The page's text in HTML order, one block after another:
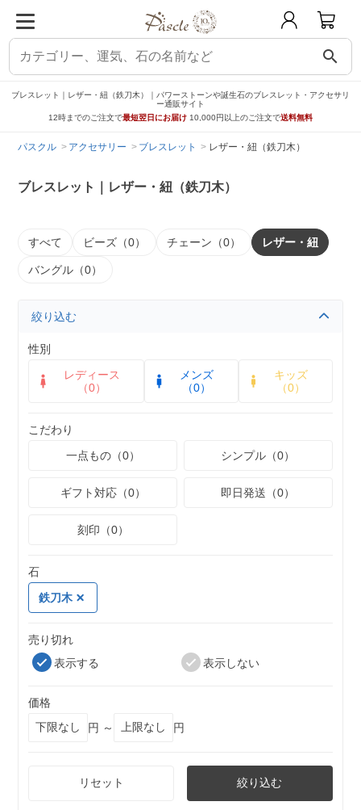
search
ブレスレット｜レザー・紐（鉄刀木）｜パワーストーンや誕生石のブレスレット・アクセサリ
ー通販サイト
12時までのご注文で最短翌日にお届け 10,000円以上のご注文で送料無料
パスクル アクセサリー ブレスレット レザー・紐（鉄刀木）
ブレスレット｜レザー・紐（鉄刀木）
すべて ビーズ（0） チェーン（0） レザー・紐
バングル（0）
絞り込む
性別
レディース
（0）
メンズ
（0）
キッズ
（0）
こだわり
一点もの（0）
シンプル（0）
ギフト対応（0） 即日発送（0）
刻印（0）
石
鉄刀木
売り切れ
表示する
表示しない
価格
円 ～
円
リセット 絞り込む